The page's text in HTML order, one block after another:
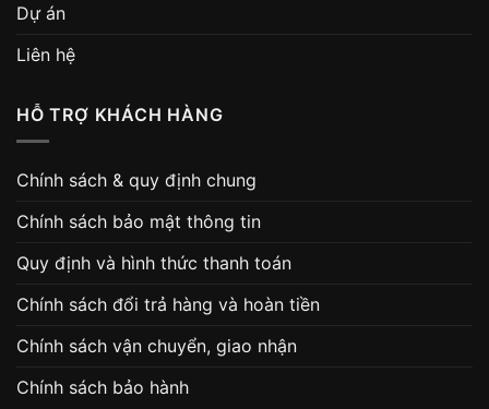
Dự án
Liên hệ
HỖ TRỢ KHÁCH HÀNG
Chính sách & quy định chung
Chính sách bảo mật thông tin
Quy định và hình thức thanh toán
Chính sách đổi trả hàng và hoàn tiền
Chính sách vận chuyển, giao nhận
Chính sách bảo hành